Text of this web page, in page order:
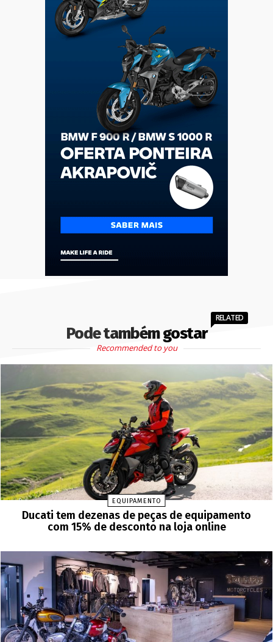
Pode também gostar
RELATED
Recommended to you
EQUIPAMENTO
Ducati tem dezenas de peças de equipamento
com 15% de desconto na loja online